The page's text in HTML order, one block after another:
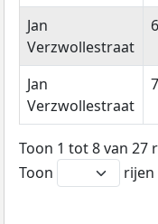
Jan
Verzwollestraat
6
Jan
Verzwollestraat
7
Toon 1 tot 8 van 27
Toon
rijen